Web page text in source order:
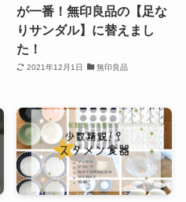
が一番！無印良品の【足な
りサンダル】に替えまし
た！
2021年12月1日 無印良品